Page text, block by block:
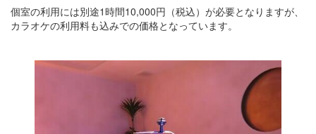
個室の利用には別途1時間10,000円（税込）が必要となりますが、
カラオケの利用料も込みでの価格となっています。